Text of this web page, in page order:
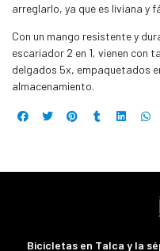
arreglarlo, ya que es liviana y
Con un mango resistente y
escariador 2 en 1, vienen con
delgados 5x, empaquetados
almacenamiento.
Bicicletas en Talca y la